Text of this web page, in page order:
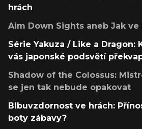
hrách
Aim Down Sights aneb Jak
Série Yakuza / Like a Dragon:
vás japonské podsvětí
Shadow of the Colossus:
se jen tak nebude opakovat
Blbuvzdornost ve hrách:
boty zábavy?